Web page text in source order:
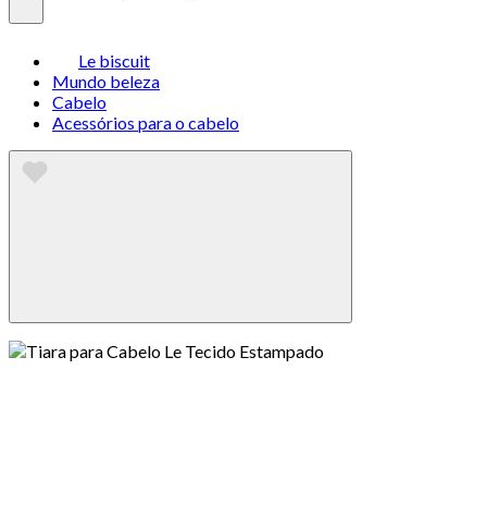
Le biscuit
Mundo beleza
Cabelo
Acessórios para o cabelo